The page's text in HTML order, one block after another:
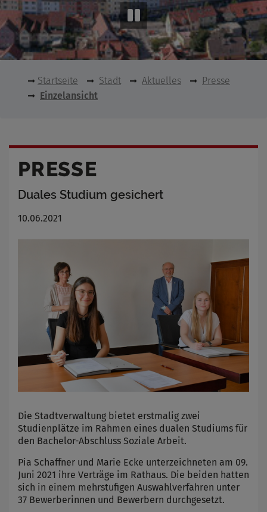
Startseite Stadt Aktuelles
Presse
Einzelansicht
PRESSE
Duales Studium gesichert
10.06.2021
Die Stadtverwaltung bietet erstmalig zwei
Studienplätze im Rahmen eines dualen Studiums für
den Bachelor-Abschluss Soziale Arbeit.
Pia Schaffner und Marie Ecke unterzeichneten am 09.
Juni 2021 ihre Verträge im Rathaus. Die beiden hatten
sich in einem mehrstufigen Auswahlverfahren unter
37 Bewerberinnen und Bewerbern durchgesetzt.